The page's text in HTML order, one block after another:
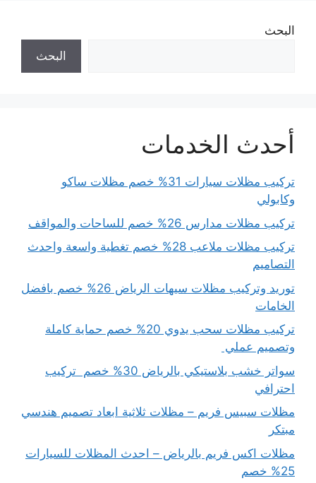
البحث
البحث
أحدث الخدمات
تركيب مظلات سيارات 31% خصم مظلات ساكو
وكابولي
تركيب مظلات مدارس 26% خصم للساحات والمواقف
تركيب مظلات ملاعب 28% خصم تغطية واسعة واحدث
التصاميم
توريد وتركيب مظلات سيهات الرياض 26% خصم بافضل
الخامات
تركيب مظلات سحب يدوي 20% خصم حماية كاملة
وتصميم عملي
سواتر خشب بلاستيكي بالرياض 30% خصم تركيب
احترافي
مظلات سبيس فريم – مظلات ثلاثية ابعاد تصميم هندسي
مبتكر
مظلات اكس فريم بالرياض – احدث المظلات للسيارات
25% خصم